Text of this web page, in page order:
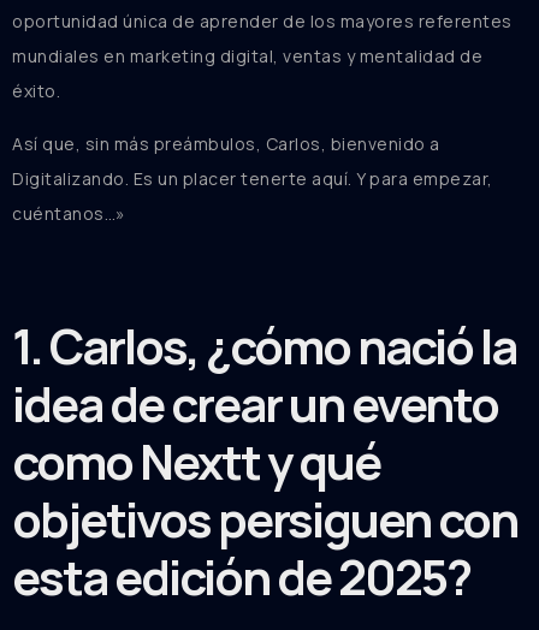
oportunidad única de aprender de los mayores referentes
mundiales en marketing digital, ventas y mentalidad de
éxito.
Así que, sin más preámbulos, Carlos, bienvenido a
Digitalizando. Es un placer tenerte aquí. Y para empezar,
cuéntanos…»
1. Carlos, ¿cómo nació la
idea de crear un evento
como Nextt y qué
objetivos persiguen con
esta edición de 2025?